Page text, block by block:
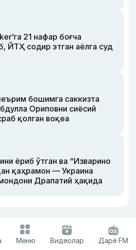
21 нафар боғча
ЙТҲ содир этган аёлга суд
бошимга саккизта
Ориповни сиёсий
қолган воқеа
ёриб ўтган ва “Изварино
қаҳрамон — Украина
Драпатий ҳақида
Меню Видеолар Дарё FM